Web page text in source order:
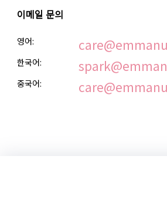
이메일 문의
영어:
한국어:
중국어: